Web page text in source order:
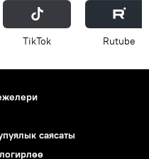
ТikТоk Rutube
саясаты